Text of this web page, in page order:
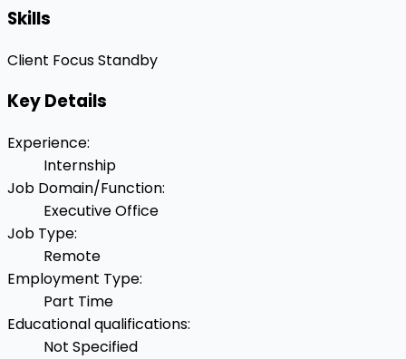
Skills
Client FocusStandby
Key Details
Experience:
Internship
Job Domain/Function:
Executive Office
Job Type:
Remote
Employment Type:
Part Time
Educational qualifications:
Not Specified